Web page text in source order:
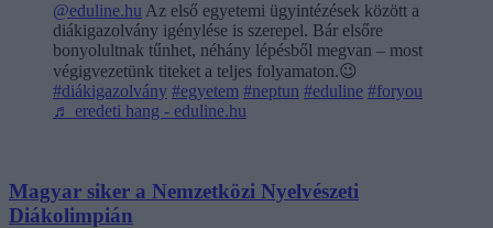
@eduline.hu Az első egyetemi ügyintézések között a
diákigazolvány igénylése is szerepel. Bár elsőre
bonyolultnak tűnhet, néhány lépésből megvan – most
végigvezetünk titeket a teljes folyamaton.😉
#diákigazolvány #egyetem #neptun #eduline #foryou
♬ eredeti hang - eduline.hu
Magyar siker a Nemzetközi Nyelvészeti
Diákolimpián